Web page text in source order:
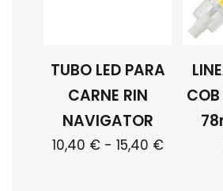
TUBO LED PARA
CARNE RIN
NAVIGATOR
10,40 € - 15,40 €Rango